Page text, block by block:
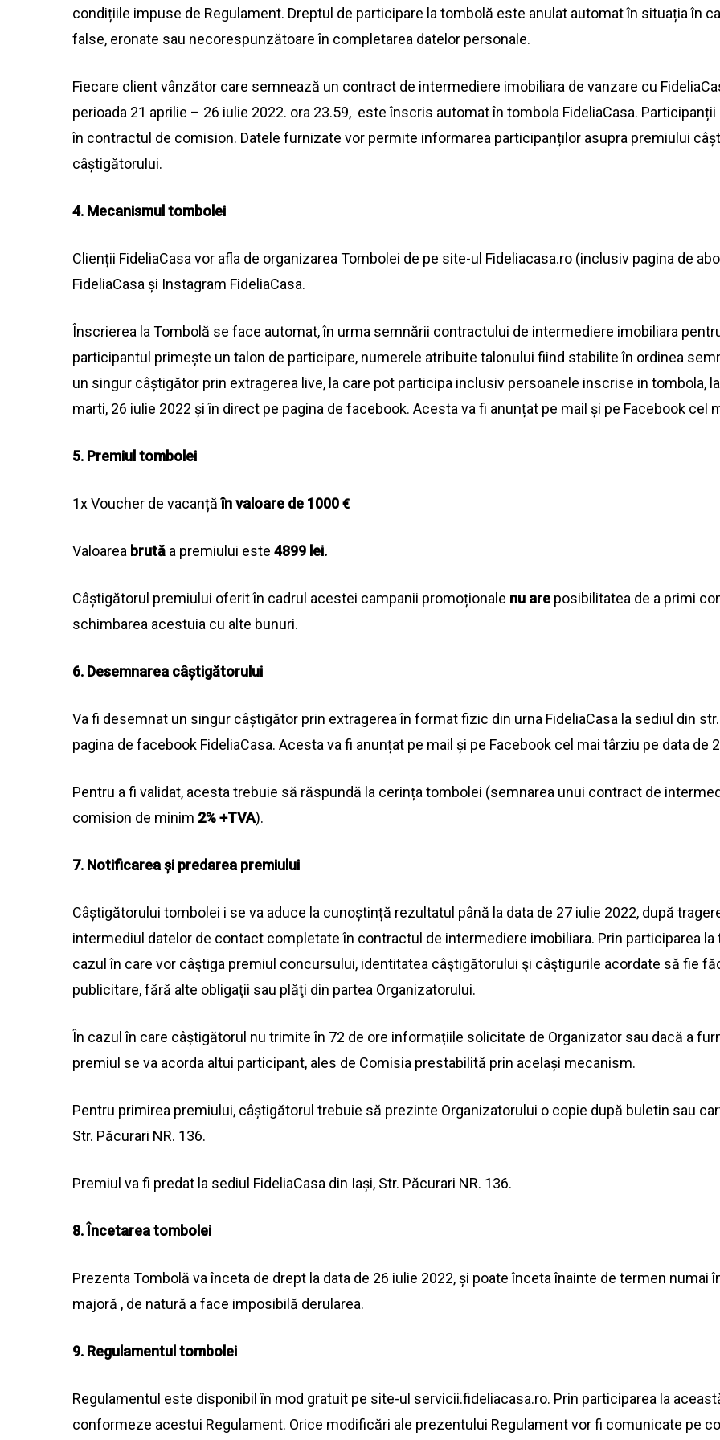
condițiile impuse de Regulament. Dreptul de participare la tombolă este anulat automat în situația în
false, eronate sau necorespunzătoare în completarea datelor personale.
Fiecare client vânzător care semnează un contract de intermediere imobiliara de vanzare cu
perioada 21 aprilie – 26 iulie 2022. ora 23.59, este înscris automat în tombola FideliaCasa. Participanții
în contractul de comision. Datele furnizate vor permite informarea participanților asupra premiului
câștigătorului.
4. Mecanismul tombolei
Clienții FideliaCasa vor afla de organizarea Tombolei de pe site-ul Fideliacasa.ro (inclusiv pagina de
FideliaCasa și Instagram FideliaCasa.
Înscrierea la Tombolă se face automat, în urma semnării contractului de intermediere imobiliara
participantul primește un talon de participare, numerele atribuite talonului fiind stabilite în ordinea
un singur câștigător prin extragerea live, la care pot participa inclusiv persoanele inscrise in tombola,
marti, 26 iulie 2022 și în direct pe pagina de facebook. Acesta va fi anunțat pe mail și pe Facebook cel
5. Premiul tombolei
1x Voucher de vacanță învaloare de 1000 €
Valoarea brută a premiului este 4899 lei.
Câștigătorul premiului oferit în cadrul acestei campanii promoționale nu are posibilitatea de a primi
schimbarea acestuia cu alte bunuri.
6. Desemnarea câștigătorului
Va fi desemnat un singur câștigător prin extragerea în format fizic din urna FideliaCasa la sediul din
pagina de facebook FideliaCasa. Acesta va fi anunțat pe mail și pe Facebook cel mai târziu pe data de
Pentru a fi validat, acesta trebuie să răspundă la cerința tombolei (semnarea unui contract de
comision de minim 2% +TVA).
7. Notificarea și predarea premiului
Câștigătorului tombolei i se va aduce la cunoștință rezultatul până la data de 27 iulie 2022, după
intermediul datelor de contact completate în contractul de intermediere imobiliara. Prin participarea la
cazul în care vor câştiga premiul concursului, identitatea câştigătorului şi câştigurile acordate să fie
publicitare, fără alte obligaţii sau plăţi din partea Organizatorului.
În cazul în care câștigătorul nu trimite în 72 de ore informațiile solicitate de Organizator sau dacă a
premiul se va acorda altui participant, ales de Comisia prestabilită prin același mecanism.
Pentru primirea premiului, câștigătorul trebuie să prezinte Organizatorului o copie după buletin sau
Str. Păcurari NR. 136.
Premiul va fi predat la sediul FideliaCasa din Iași, Str. Păcurari NR. 136.
8. Încetarea tombolei
Prezenta Tombolă vaînceta de drept la data de 26 iulie 2022, și poate înceta înainte de termen
majoră , de natură a face imposibilă derularea.
9. Regulamentul tombolei
Regulamentul este disponibil în mod gratuit pe site-ul servicii.fideliacasa.ro. Prin participarea la
conformeze acestui Regulament. Orice modificări ale prezentului Regulament vor fi comunicate pe